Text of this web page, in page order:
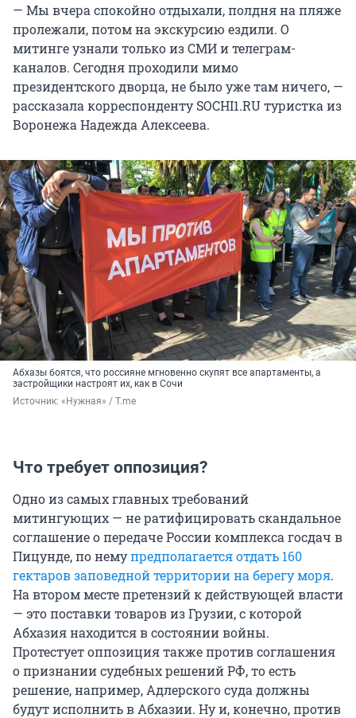
— Мы вчера спокойно отдыхали, полдня на пляже
пролежали, потом на экскурсию ездили. О
митинге узнали только из СМИ и телеграм-
каналов. Сегодня проходили мимо
президентского дворца, не было уже там ничего, —
рассказала корреспонденту SOCHI1.RU туристка из
Воронежа Надежда Алексеева.
Абхазы боятся, что россияне мгновенно скупят все апартаменты, а
застройщики настроят их, как в Сочи
Источник: «Нужная» / T.me
Что требует оппозиция?
Одно из самых главных требований
митингующих — не ратифицировать скандальное
соглашение о передаче России комплекса госдач в
Пицунде, по немупредполагается отдать 160
гектаров заповедной территории на берегу моря.
На втором месте претензий к действующей власти
— это поставки товаров из Грузии, с которой
Абхазия находится в состоянии войны.
Протестует оппозиция также против соглашения
о признании судебных решений РФ, то есть
решение, например, Адлерского суда должны
будут исполнить в Абхазии. Ну и, конечно, против